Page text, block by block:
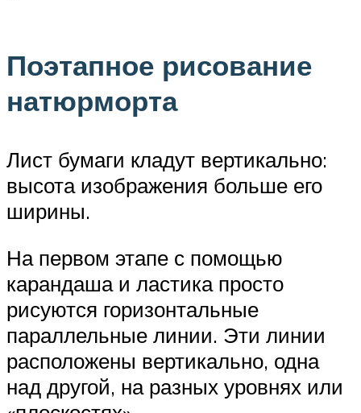
Поэтапное рисование
натюрморта
Лист бумаги кладут вертикально:
высота изображения больше его
ширины.
На первом этапе с помощью
карандаша и ластика просто
рисуются горизонтальные
параллельные линии. Эти линии
расположены вертикально, одна
над другой, на разных уровнях или